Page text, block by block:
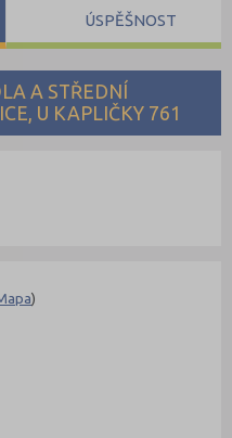
A STŘEDNÍ
U KAPLIČKY 761
)
ÚSPĚŠNOST